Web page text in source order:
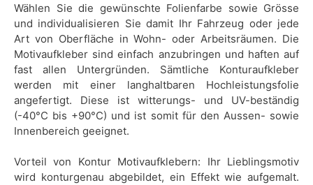
Wählen Sie die gewünschte Folienfarbe sowie Grösse
und individualisieren Sie damit Ihr Fahrzeug oder jede
Art von Oberfläche in Wohn- oder Arbeitsräumen. Die
Motivaufkleber sind einfach anzubringen und haften auf
fast allen Untergründen. Sämtliche Konturaufkleber
werden mit einer langhaltbaren Hochleistungsfolie
angefertigt. Diese ist witterungs- und UV-beständig
(-40°C bis +90°C) und ist somit für den Aussen- sowie
Innenbereich geeignet.
Vorteil von Kontur Motivaufklebern: Ihr Lieblingsmotiv
wird konturgenau abgebildet, ein Effekt wie aufgemalt.